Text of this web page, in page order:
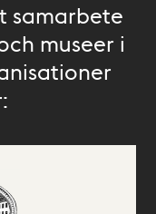
samarbete
museer i